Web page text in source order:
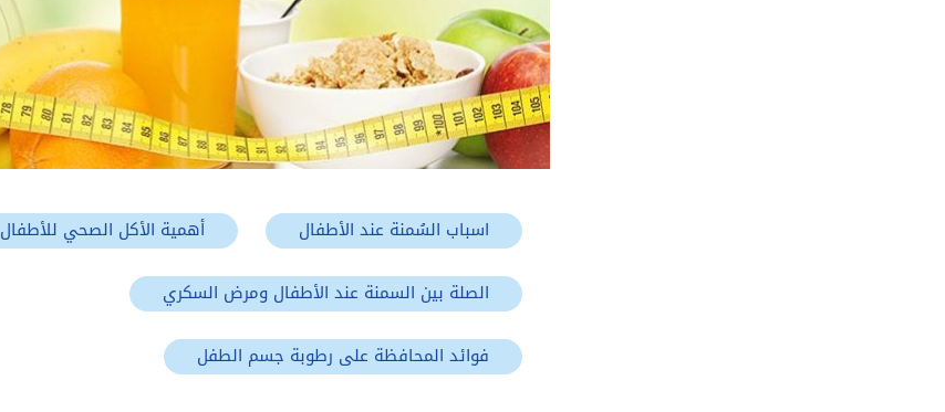
اسباب السُمنة عند الأطفال أهمية الأكل الصحي للأطفال
الصلة بين السمنة عند الأطفال ومرض السكري
فوائد المحافظة على رطوبة جسم الطفل